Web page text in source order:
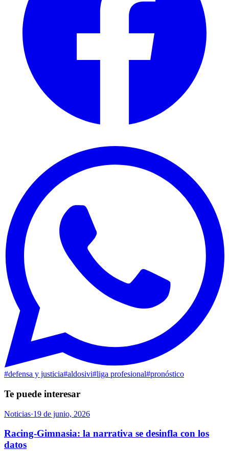
#defensa y justicia#aldosivi#liga profesional#pronóstico
Te puede interesar
Noticias·19 de junio, 2026
Racing-Gimnasia: la narrativa se desinfla con los
datos